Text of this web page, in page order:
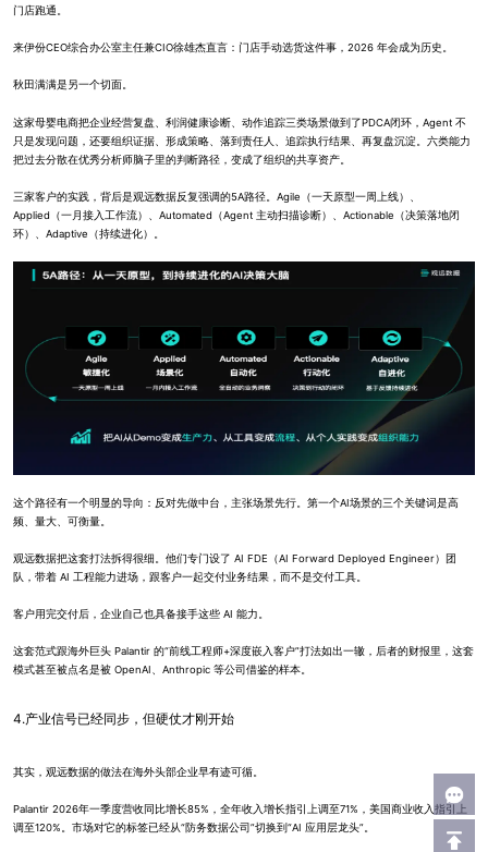
门店跑通。
来伊份CEO综合办公室主任兼CIO徐雄杰直言：门店手动选货这件事，2026 年会成为历史。
秋田满满是另一个切面。
这家母婴电商把企业经营复盘、利润健康诊断、动作追踪三类场景做到了PDCA闭环，Agent 不
只是发现问题，还要组织证据、形成策略、落到责任人、追踪执行结果、再复盘沉淀。六类能力
把过去分散在优秀分析师脑子里的判断路径，变成了组织的共享资产。
三家客户的实践，背后是观远数据反复强调的5A路径。Agile（一天原型一周上线）、
Applied（一月接入工作流）、Automated（Agent 主动扫描诊断）、Actionable（决策落地闭
环）、Adaptive（持续进化）。
这个路径有一个明显的导向：反对先做中台，主张场景先行。第一个AI场景的三个关键词是高
频、量大、可衡量。
观远数据把这套打法拆得很细。他们专门设了 AI FDE（AI Forward Deployed Engineer）团
队，带着 AI 工程能力进场，跟客户一起交付业务结果，而不是交付工具。
客户用完交付后，企业自己也具备接手这些 AI 能力。
这套范式跟海外巨头 Palantir 的“前线工程师+深度嵌入客户”打法如出一辙，后者的财报里，这套
模式甚至被点名是被 OpenAI、Anthropic 等公司借鉴的样本。
4.产业信号已经同步，但硬仗才刚开始
其实，观远数据的做法在海外头部企业早有迹可循。
Palantir 2026年一季度营收同比增长85%，全年收入增长指引上调至71%，美国商业收入指引上
调至120%。市场对它的标签已经从“防务数据公司”切换到“AI 应用层龙头”。